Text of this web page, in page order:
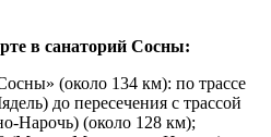
в санаторий Сосны:
(около 134 км): по трассе
до пересечения с трассой
Нарочь) (около 128 км);